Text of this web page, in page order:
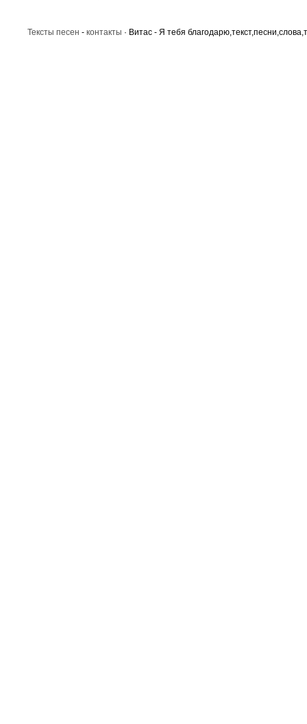
Тексты песен - контакты · Витас - Я тебя